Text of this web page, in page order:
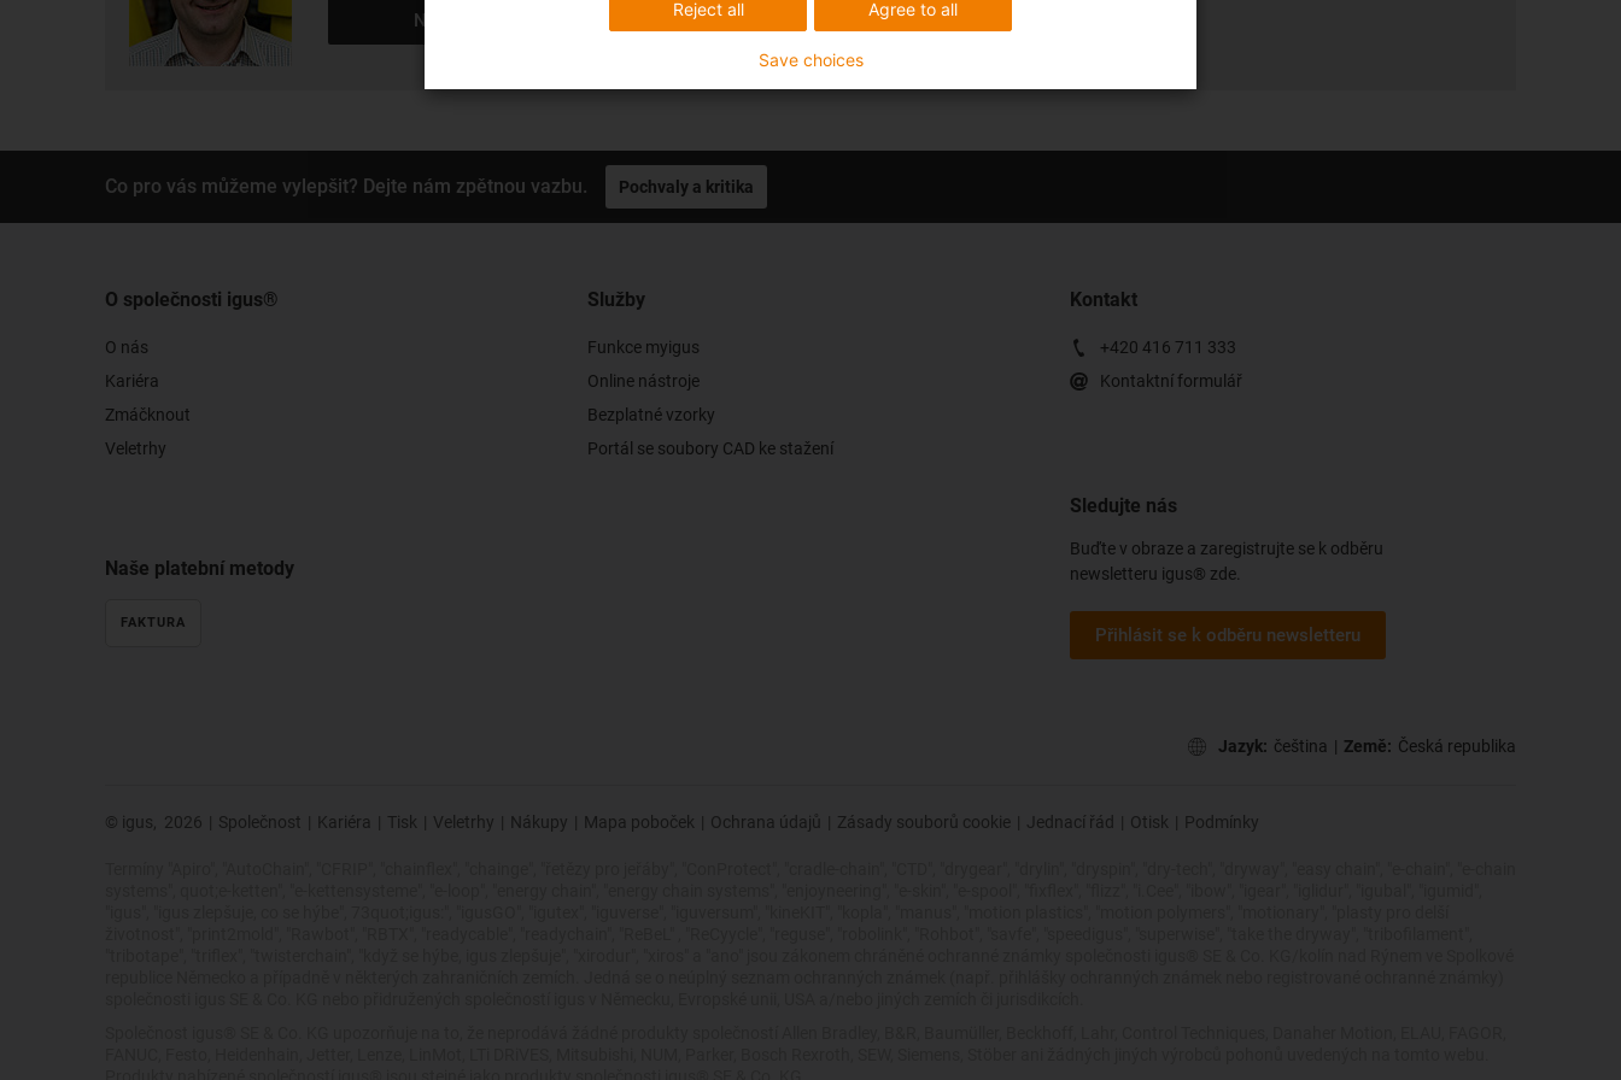
Napsat e-mail
Co pro vás můžeme vylepšit? Dejte nám zpětnou vazbu. Pochvaly a kritika
O společnosti igus®
O nás
Kariéra
Zmáčknout
Veletrhy
Služby
Funkce myigus
Online nástroje
Bezplatné vzorky
Portál se soubory CAD ke stažení
Kontakt
+420 416 711 333
Kontaktní formulář
Naše platební metody
FAKTURA
Sledujte nás
Buďte v obraze a zaregistrujte se k odběru
newsletteru igus® zde.
Přihlásit se k odběru newsletteru
Jazyk: čeština | Země: Česká republika
© igus, 2026 | Společnost | Kariéra | Tisk | Veletrhy | Nákupy | Mapa poboček | Ochrana údajů | Zásady souborů cookie | Jednací řád | Otisk | Podmínky
Agree to all
Reject all
Save choices